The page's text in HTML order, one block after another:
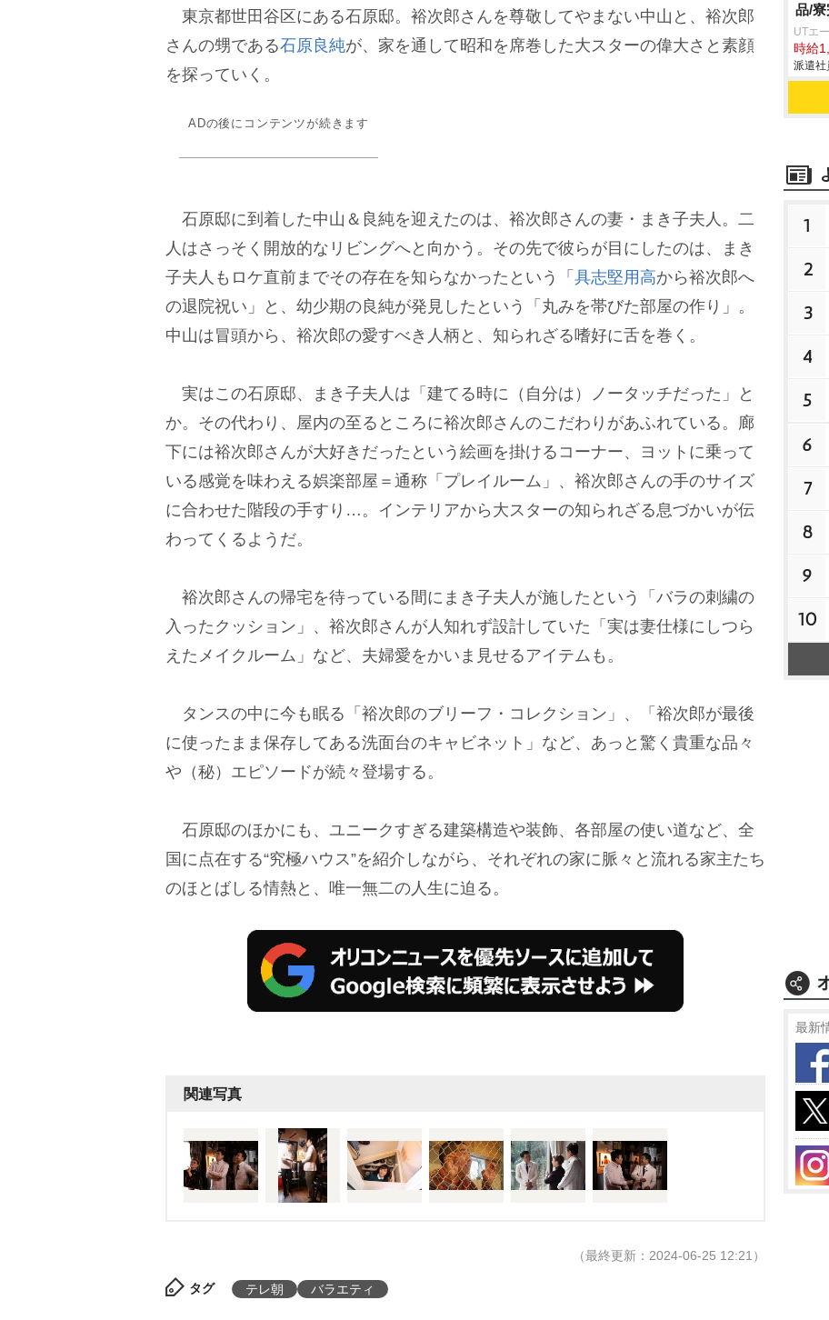
東京都世田谷区にある石原邸。裕次郎さんを尊敬してやまない中山と、裕次郎
さんの甥である石原良純が、家を通して昭和を席巻した大スターの偉大さと素顔
を探っていく。
ADの後にコンテンツが続きます
石原邸に到着した中山＆良純を迎えたのは、裕次郎さんの妻・まき子夫人。二
人はさっそく開放的なリビングへと向かう。その先で彼らが目にしたのは、まき
子夫人もロケ直前までその存在を知らなかったという「 具志堅用高から裕次郎へ
の退院祝い」と、幼少期の良純が発見したという「丸みを帯びた部屋の作り」。
中山は冒頭から、裕次郎の愛すべき人柄と、知られざる嗜好に舌を巻く。
実はこの石原邸、まき子夫人は「建てる時に（自分は）ノータッチだった」と
か。その代わり、屋内の至るところに裕次郎さんのこだわりがあふれている。廊
下には裕次郎さんが大好きだったという絵画を掛けるコーナー、ヨットに乗って
いる感覚を味わえる娯楽部屋＝通称「プレイルーム」、裕次郎さんの手のサイズ
に合わせた階段の手すり…。インテリアから大スターの知られざる息づかいが伝
わってくるようだ。
裕次郎さんの帰宅を待っている間にまき子夫人が施したという「バラの刺繍の
入ったクッション」、裕次郎さんが人知れず設計していた「実は妻仕様にしつら
えたメイクルーム」など、夫婦愛をかいま見せるアイテムも。
タンスの中に今も眠る「裕次郎のブリーフ・コレクション」、「裕次郎が最後
に使ったまま保存してある洗面台のキャビネット」など、あっと驚く貴重な品々
（秘）エピソードが続々登場する。
石原邸のほかにも、ユニークすぎる建築構造や装飾、各部屋の使い道など、全
国に点在する“究極ハウス”を紹介しながら、それぞれの家に脈々と流れる家主たち
のほとばしる情熱と、唯一無二の人生に迫る。
関連写真
（最終更新：2024-06-25 12:21）
タグ テレ朝 バラエティ
品/
UTエ
時給
派遣社
1
2
3
4
5
6
7
8
9
10
最新